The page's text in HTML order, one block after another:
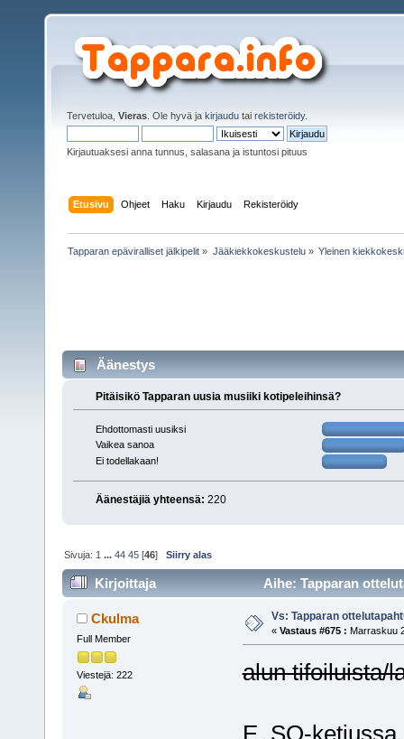
Tervetuloa, Vieras . Ole hyvä ja kirjaudu tai rekisteröidy.
Kirjautuaksesi anna tunnus, salasana ja istuntosi pituus
Etusivu Ohjeet Haku Kirjaudu Rekisteröidy
Tapparan epäviralliset jälkipelit » Jääkiekkokeskustelu» Yleinen
Äänestys
Pitäisikö Tapparan uusia musiiki kotipeleihinsä?
Ehdottomasti uusiksi
Vaikea sanoa
Ei todellakaan!
Äänestäjiä yhteensä: 220
Sivuja: 1 ...44 45 [46]Siirry alas
Kirjoittaja Aihe: Tapparan
Ckulma
Full Member
Viestejä: 222
Vs: Tapparan
« Vastaus #675 : Marraskuu
alun tifoiluista/
E. SO-